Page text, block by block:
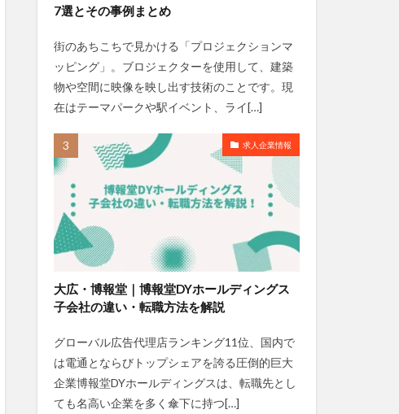
7選とその事例まとめ
街のあちこちで見かける「プロジェクションマ
ッピング」。ブロジェクターを使用して、建築
物や空間に映像を映し出す技術のことです。現
在はテーマパークや駅イベント、ライ[…]
求人企業情報
大広・博報堂｜博報堂DYホールディングス
子会社の違い・転職方法を解説
グローバル広告代理店ランキング11位、国内で
は電通とならびトップシェアを誇る圧倒的巨大
企業博報堂DYホールディングスは、転職先とし
ても名高い企業を多く傘下に持つ[…]